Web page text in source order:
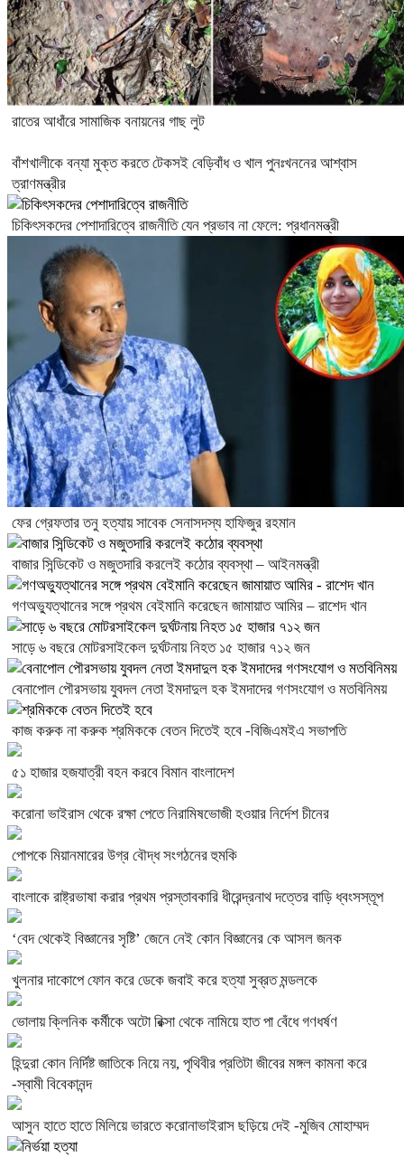
রাতের আধাঁরে সামাজিক বনায়নের গাছ লুট
বাঁশখালীকে বন্যা মুক্ত করতে টেকসই বেড়িবাঁধ ও খাল পুনঃখননের আশ্বাস
ত্রাণমন্ত্রীর
চিকিৎসকদের পেশাদারিত্বে রাজনীতি যেন প্রভাব না ফেলে: প্রধানমন্ত্রী
ফের গ্রেফতার তনু হত্যায় সাবেক সেনাসদস্য হাফিজুর রহমান
বাজার সিন্ডিকেট ও মজুতদারি করলেই কঠোর ব্যবস্থা – আইনমন্ত্রী
গণঅভ্যুত্থানের সঙ্গে প্রথম বেইমানি করেছেন জামায়াত আমির – রাশেদ খান
সাড়ে ৬ বছরে মোটরসাইকেল দুর্ঘটনায় নিহত ১৫ হাজার ৭১২ জন
বেনাপোল পৌরসভায় যুবদল নেতা ইমদাদুল হক ইমদাদের গণসংযোগ ও মতবিনিময়
কাজ করুক না করুক শ্রমিককে বেতন দিতেই হবে -বিজিএমইএ সভাপতি
৫১ হাজার হজযাত্রী বহন করবে বিমান বাংলাদেশ
করোনা ভাইরাস থেকে রক্ষা পেতে নিরামিষভোজী হওয়ার নির্দেশ চীনের
পোপকে মিয়ানমারের উগ্র বৌদ্ধ সংগঠনের হুমকি
বাংলাকে রাষ্ট্রভাষা করার প্রথম প্রস্তাবকারি ধীরেন্দ্রনাথ দত্তের বাড়ি ধ্বংসস্তূপ
‘বেদ থেকেই বিজ্ঞানের সৃষ্টি’ জেনে নেই কোন বিজ্ঞানের কে আসল জনক
খুলনার দাকোপে ফোন করে ডেকে জবাই করে হত্যা সুব্রত মন্ডলকে
ভোলায় ক্লিনিক কর্মীকে অটো রিক্সা থেকে নামিয়ে হাত পা বেঁধে গণধর্ষণ
হিন্দুরা কোন নির্দিষ্ট জাতিকে নিয়ে নয়, পৃথিবীর প্রতিটা জীবের মঙ্গল কামনা করে
-স্বামী বিবেকানন্দ
আসুন হাতে হাতে মিলিয়ে ভারতে করোনাভাইরাস ছড়িয়ে দেই -মুজিব মোহাম্মদ